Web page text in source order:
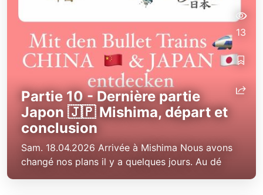
Partie 10 - Dernière partie
Japon 🇯🇵 Mishima, départ et
conclusion
Sam. 18.04.2026 Arrivée à Mishima Nous avons
changé nos plans il y a quelques jours. Au dé
13